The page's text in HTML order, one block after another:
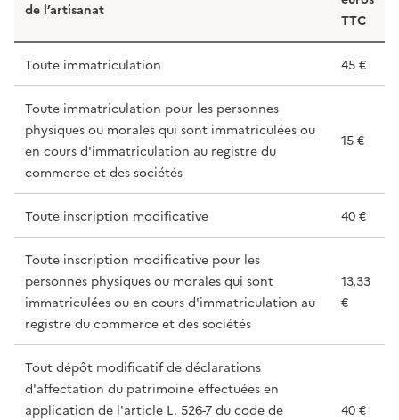
de l’artisanat
TTC
Toute immatriculation 45 €
Toute immatriculation pour les personnes
physiques ou morales qui sont immatriculées ou
en cours d'immatriculation au registre du
commerce et des sociétés
15 €
Toute inscription modificative 40 €
Toute inscription modificative pour les
personnes physiques ou morales qui sont
immatriculées ou en cours d'immatriculation au
registre du commerce et des sociétés
13,33
€
Tout dépôt modificatif de déclarations
d'affectation du patrimoine effectuées en
application de l'article L. 526-7 du code de
40 €